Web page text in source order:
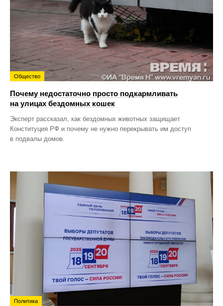
Общество
Почему недостаточно просто подкармливать
на улицах бездомных кошек
Эксперт рассказал, как бездомных животных защищает
Конституция РФ и почему не нужно перекрывать им доступ
в подвалы домов.
Политика